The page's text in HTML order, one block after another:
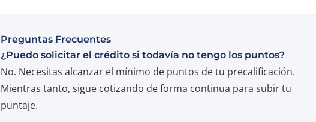
Preguntas Frecuentes
¿Puedo solicitar el crédito si todavía no tengo los puntos?
No. Necesitas alcanzar el mínimo de puntos de tu precalificación.
Mientras tanto, sigue cotizando de forma continua para subir tu
puntaje.